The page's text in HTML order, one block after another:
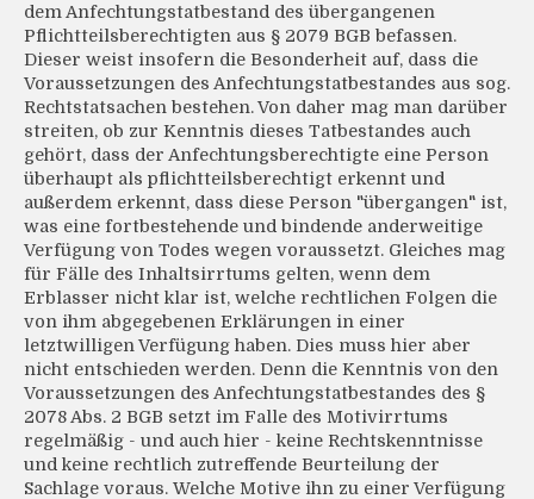
dem Anfechtungstatbestand des übergangenen
Pflichtteilsberechtigten aus § 2079 BGB befassen.
Dieser weist insofern die Besonderheit auf, dass die
Voraussetzungen des Anfechtungstatbestandes aus sog.
Rechtstatsachen bestehen. Von daher mag man darüber
streiten, ob zur Kenntnis dieses Tatbestandes auch
gehört, dass der Anfechtungsberechtigte eine Person
überhaupt als pflichtteilsberechtigt erkennt und
außerdem erkennt, dass diese Person "übergangen" ist,
was eine fortbestehende und bindende anderweitige
Verfügung von Todes wegen voraussetzt. Gleiches mag
für Fälle des Inhaltsirrtums gelten, wenn dem
Erblasser nicht klar ist, welche rechtlichen Folgen die
von ihm abgegebenen Erklärungen in einer
letztwilligen Verfügung haben. Dies muss hier aber
nicht entschieden werden. Denn die Kenntnis von den
Voraussetzungen des Anfechtungstatbestandes des §
2078 Abs. 2 BGB setzt im Falle des Motivirrtums
regelmäßig - und auch hier - keine Rechtskenntnisse
und keine rechtlich zutreffende Beurteilung der
Sachlage voraus. Welche Motive ihn zu einer Verfügung